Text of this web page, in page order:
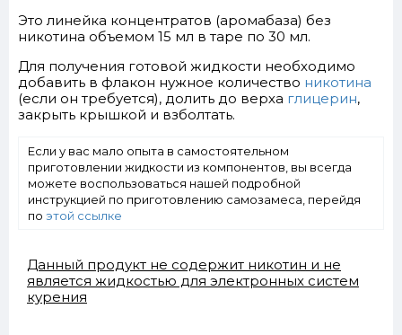
Это линейка концентратов (аромабаза) без
никотина объемом 15 мл в таре по 30 мл.
Для получения готовой жидкости необходимо
добавить в флакон нужное количество никотина
(если он требуется), долить до верха глицерин,
закрыть крышкой и взболтать.
Если у вас мало опыта в самостоятельном
приготовлении жидкости из компонентов, вы всегда
можете воспользоваться нашей подробной
инструкцией по приготовлению самозамеса, перейдя
по этой ссылке
Данный продукт не содержит никотин и не
является жидкостью для электронных систем
курения